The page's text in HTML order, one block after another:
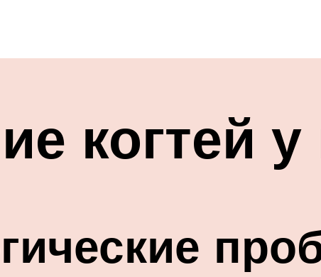
когтей